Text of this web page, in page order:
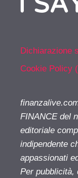
Dichiarazione
Cookie Policy
FINANCE del
editoriale
indipendente
appassionati
Per pubblicità,